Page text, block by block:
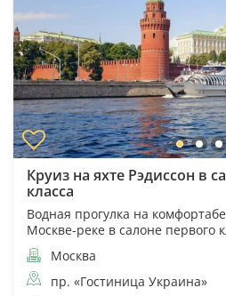
Круиз на яхте Рэдиссон в
класса
Водная прогулка на
Москве-реке в салоне первого
Москва
пр. «Гостиница Украина»